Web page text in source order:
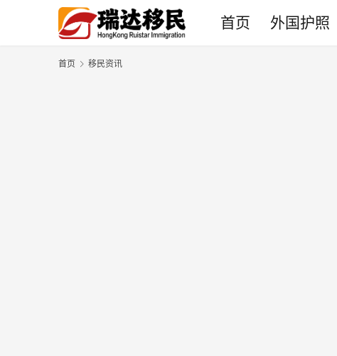
首页 外国护照
首页 移民资讯